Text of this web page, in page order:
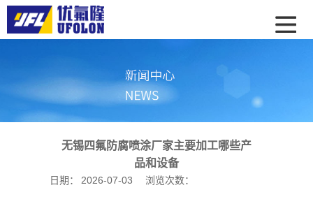
无锡四氟防腐喷涂厂家主要加工哪些产
品和设备
日期： 2026-07-03 浏览次数：